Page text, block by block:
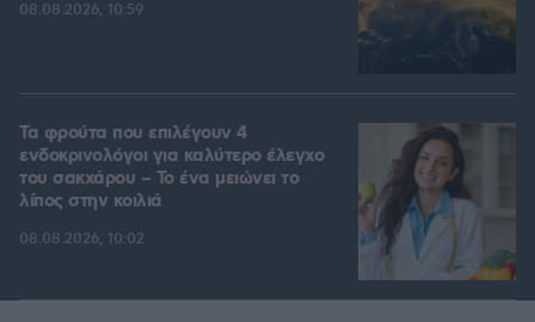
08.08.2026, 10:59
Τα φρούτα που επιλέγουν 4
ενδοκρινολόγοι για καλύτερο έλεγχο
του σακχάρου – Το ένα μειώνει το
λίπος στην κοιλιά
08.08.2026, 10:02